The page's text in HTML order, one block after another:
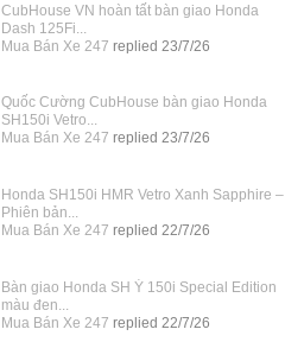
CubHouse VN hoàn tất bàn giao Honda
Dash 125Fi...
Mua Bán Xe 247 replied 23/7/26
Quốc Cường CubHouse bàn giao Honda
SH150i Vetro...
Mua Bán Xe 247 replied 23/7/26
Honda SH150i HMR Vetro Xanh Sapphire –
Phiên bản...
Mua Bán Xe 247 replied 22/7/26
Bàn giao Honda SH Ý 150i Special Edition
màu đen...
Mua Bán Xe 247 replied 22/7/26